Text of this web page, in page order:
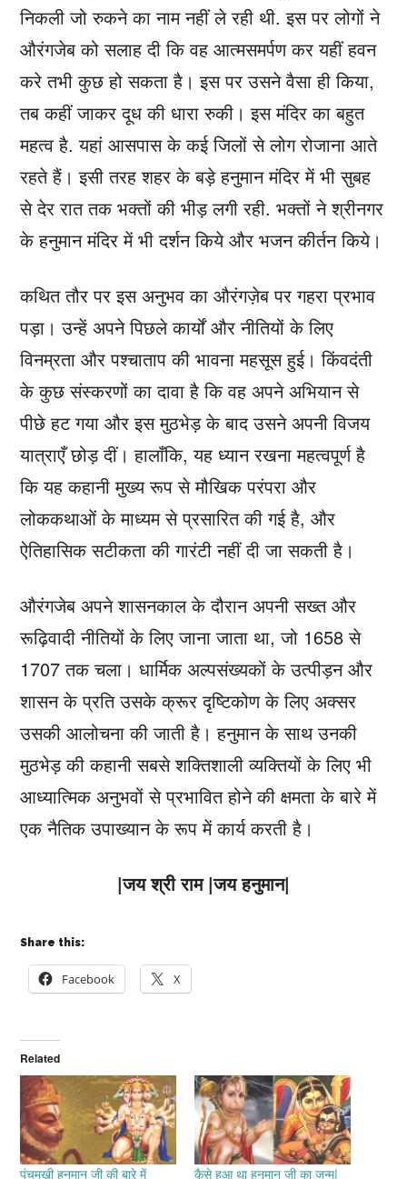
निकली जो रुकने का नाम नहीं ले रही थी. इस पर लोगों ने
औरंगजेब को सलाह दी कि वह आत्मसमर्पण कर यहीं हवन
करे तभी कुछ हो सकता है। इस पर उसने वैसा ही किया,
तब कहीं जाकर दूध की धारा रुकी। इस मंदिर का बहुत
महत्व है. यहां आसपास के कई जिलों से लोग रोजाना आते
रहते हैं। इसी तरह शहर के बड़े हनुमान मंदिर में भी सुबह
से देर रात तक भक्तों की भीड़ लगी रही. भक्तों ने श्रीनगर
के हनुमान मंदिर में भी दर्शन किये और भजन कीर्तन किये।
कथित तौर पर इस अनुभव का औरंगज़ेब पर गहरा प्रभाव
पड़ा। उन्हें अपने पिछले कार्यों और नीतियों के लिए
विनम्रता और पश्चाताप की भावना महसूस हुई। किंवदंती
के कुछ संस्करणों का दावा है कि वह अपने अभियान से
पीछे हट गया और इस मुठभेड़ के बाद उसने अपनी विजय
यात्राएँ छोड़ दीं। हालाँकि, यह ध्यान रखना महत्वपूर्ण है
कि यह कहानी मुख्य रूप से मौखिक परंपरा और
लोककथाओं के माध्यम से प्रसारित की गई है, और
ऐतिहासिक सटीकता की गारंटी नहीं दी जा सकती है।
औरंगजेब अपने शासनकाल के दौरान अपनी सख्त और
रूढ़िवादी नीतियों के लिए जाना जाता था, जो 1658 से
1707 तक चला। धार्मिक अल्पसंख्यकों के उत्पीड़न और
शासन के प्रति उसके क्रूर दृष्टिकोण के लिए अक्सर
उसकी आलोचना की जाती है। हनुमान के साथ उनकी
मुठभेड़ की कहानी सबसे शक्तिशाली व्यक्तियों के लिए भी
आध्यात्मिक अनुभवों से प्रभावित होने की क्षमता के बारे में
एक नैतिक उपाख्यान के रूप में कार्य करती है।
|जय श्री राम |जय हनुमान|
Share this:
Facebook X
Related
पंचमुखी हनुमान जी की बारे में कैसे हुआ था हनुमान जी का जन्म|